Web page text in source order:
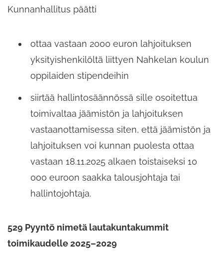
Kunnanhallitus päätti
ottaa vastaan 2000 euron lahjoituksen
yksityishenkilöltä liittyen Nahkelan koulun
oppilaiden stipendeihin
siirtää hallintosäännössä sille osoitettua
toimivaltaa jäämistön ja lahjoituksen
vastaanottamisessa siten, että jäämistön ja
lahjoituksen voi kunnan puolesta ottaa
vastaan 18.11.2025 alkaen toistaiseksi 10
000 euroon saakka talousjohtaja tai
hallintojohtaja.
529 Pyyntö nimetä lautakuntakummit
toimikaudelle 2025–2029